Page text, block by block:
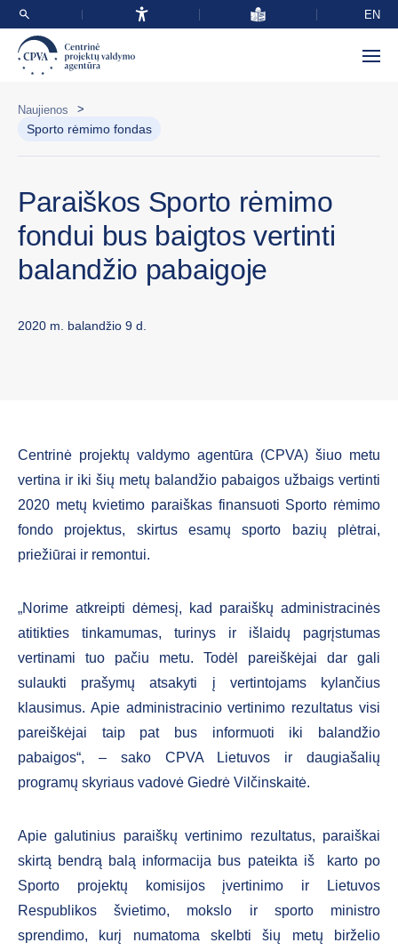
EN
Naujienos >
Sporto rėmimo fondas
Paraiškos Sporto rėmimo
fondui bus baigtos vertinti
balandžio pabaigoje
2020 m. balandžio 9 d.
Centrinė projektų valdymo agentūra (CPVA) šiuo metu
vertina ir iki šių metų balandžio pabaigos užbaigs vertinti
2020 metų kvietimo paraiškas finansuoti Sporto rėmimo
fondo projektus, skirtus esamų sporto bazių plėtrai,
priežiūrai ir remontui.
„Norime atkreipti dėmesį, kad paraiškų administracinės
atitikties tinkamumas, turinys ir išlaidų pagrįstumas
vertinami tuo pačiu metu. Todėl pareiškėjai dar gali
sulaukti prašymų atsakyti į vertintojams kylančius
klausimus. Apie administracinio vertinimo rezultatus visi
pareiškėjai taip pat bus informuoti iki balandžio
pabaigos“, – sako CPVA Lietuvos ir daugiašalių
programų skyriaus vadovė Giedrė Vilčinskaitė.
Apie galutinius paraiškų vertinimo rezultatus, paraiškai
skirtą bendrą balą informacija bus pateikta iš karto po
Sporto projektų komisijos įvertinimo ir Lietuvos
Respublikos švietimo, mokslo ir sporto ministro
sprendimo, kurį numatoma skelbti šių metų birželio